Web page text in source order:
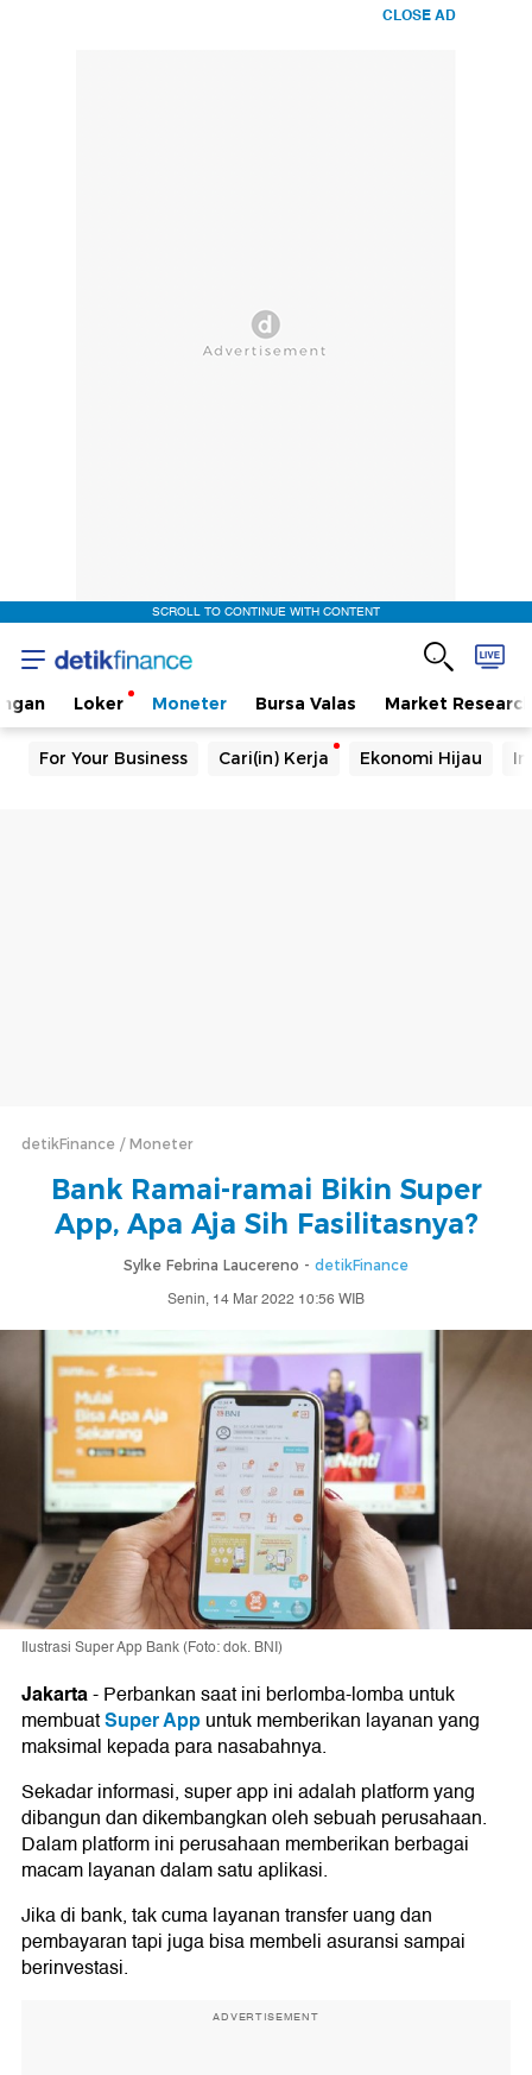
CLOSE AD
SCROLL TO CONTINUE WITH CONTENT
Loker Moneter Bursa Valas Market Research
For Your Business Cari(in) Kerja Ekonomi Hijau
detikFinance Moneter
Bank Ramai-ramai Bikin Super
App, Apa Aja Sih Fasilitasnya?
Sylke Febrina Laucereno - detikFinance
Senin, 14 Mar 2022 10:56 WIB
Ilustrasi Super App Bank (Foto: dok. BNI)
Jakarta-Perbankan saat ini berlomba-lomba untuk
membuatSuper Appuntuk memberikan layanan yang
maksimal kepada para nasabahnya.
Sekadar informasi, super app ini adalah platform yang
dibangun dan dikembangkan oleh sebuah perusahaan.
Dalam platform ini perusahaan memberikan berbagai
macam layanan dalam satu aplikasi.
Jika di bank, tak cuma layanan transfer uang dan
pembayaran tapi juga bisa membeli asuransi sampai
berinvestasi.
ADVERTISEMENT